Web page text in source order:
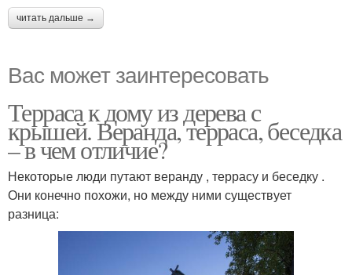
читать дальше →
Вас может заинтересовать
Терраса к дому из дерева с
крышей. Веранда, терраса, беседка
– в чем отличие?
Некоторые люди путают веранду , террасу и беседку .
Они конечно похожи, но между ними существует
разница: